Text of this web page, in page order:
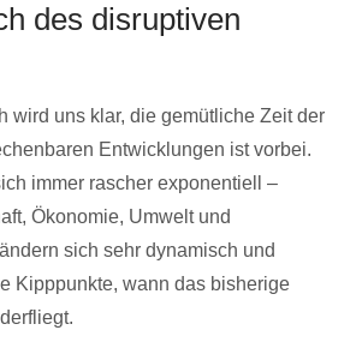
des disruptiven
wird uns klar, die gemütliche Zeit der
Entwicklungen ist vorbei.
immer rascher exponentiell –
Ökonomie, Umwelt und
sich sehr dynamisch und
Kipppunkte, wann das bisherige